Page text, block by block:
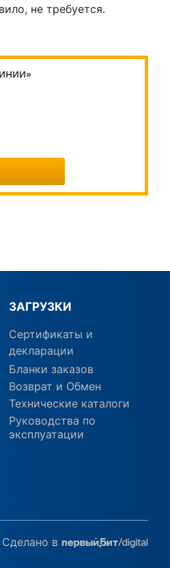
не требуется.
ЗАГРУЗКИ
Сертификаты и
декларации
Бланки заказов
Возврат и Обмен
Технические каталоги
Руководства по
эксплуатации
Сделано в